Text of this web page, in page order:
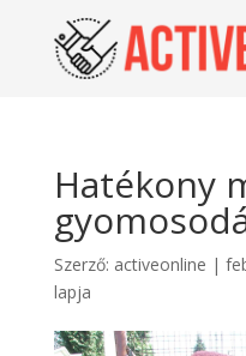
Hatékony
Szerző: activeonline |
lapja